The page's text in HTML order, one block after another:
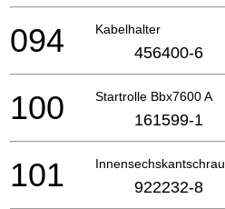
Kabelhalter
094 456400-6
Startrolle Bbx7600 A
100 161599-1
101 922232-8